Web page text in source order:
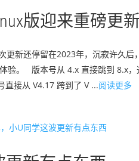
版迎来重磅更新
新还停留在2023年，沉寂许久后
验。 版本号从 4.x 直接跳到 8.x
直接从 V4.17 跨到了 V ...阅读更多